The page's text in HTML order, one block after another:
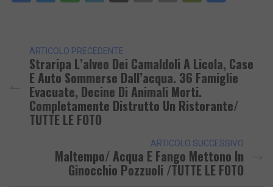
ARTICOLO PRECEDENTE
Straripa L’alveo Dei Camaldoli A Licola, Case
E Auto Sommerse Dall’acqua. 36 Famiglie
Evacuate, Decine Di Animali Morti.
Completamente Distrutto Un Ristorante/
TUTTE LE FOTO
ARTICOLO SUCCESSIVO
Maltempo/ Acqua E Fango Mettono In
Ginocchio Pozzuoli /TUTTE LE FOTO